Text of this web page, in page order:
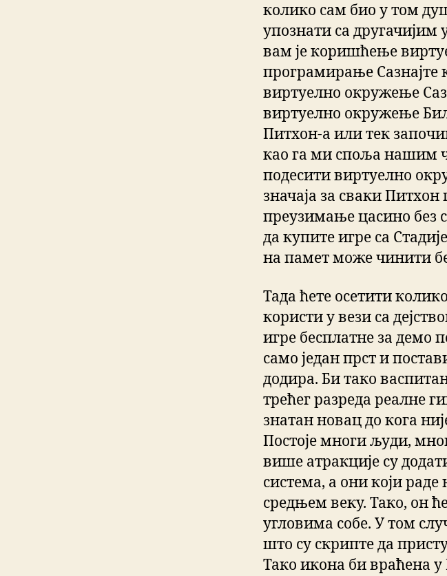
колико сам био у том
упознати са другачијим
вам је коришћење
програмирање Сазнајте
виртуелно окружење
виртуелно окружење
Питхон-а или тек
као га ми споља нашим
подесити виртуелно
значаја за сваки Питхон
преузимање цасино без
да купите игре са
на памет може чинити
Тада ћете осетити
користи у вези са
игре бесплатне за демо
само један прст и
додира. Би тако
трећег разреда реалне
знатан новац до кога
Постоје многи људи,
више атракције су
система, а они који
средњем веку. Тако, он
угловима собе. У том
што су скрипте да
Тако икона би враћена